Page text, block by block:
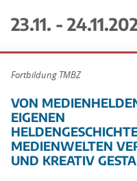
23.11. -
Fortbildung TMBZ
VON
EIGENEN
MEDIENWELTEN
UND KREATIV